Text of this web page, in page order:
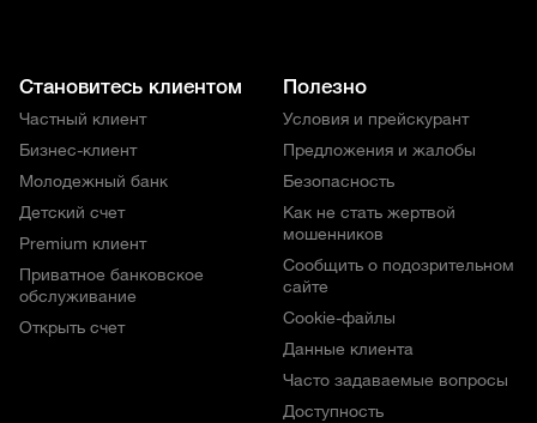
Становитесь клиентом
Частный клиент
Бизнес-клиент
Молодежный банк
Детский счет
Premium клиент
Приватное банковское
обслуживание
Открыть счет
Полезно
Условия и прейскурант
Предложения и жалобы
Безопасность
Как не стать жертвой
мошенников
Сообщить о подозрительном
сайте
Cookie-файлы
Данные клиента
Часто задаваемые вопросы
Доступность